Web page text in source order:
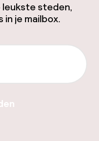
steden,
je mailbox.